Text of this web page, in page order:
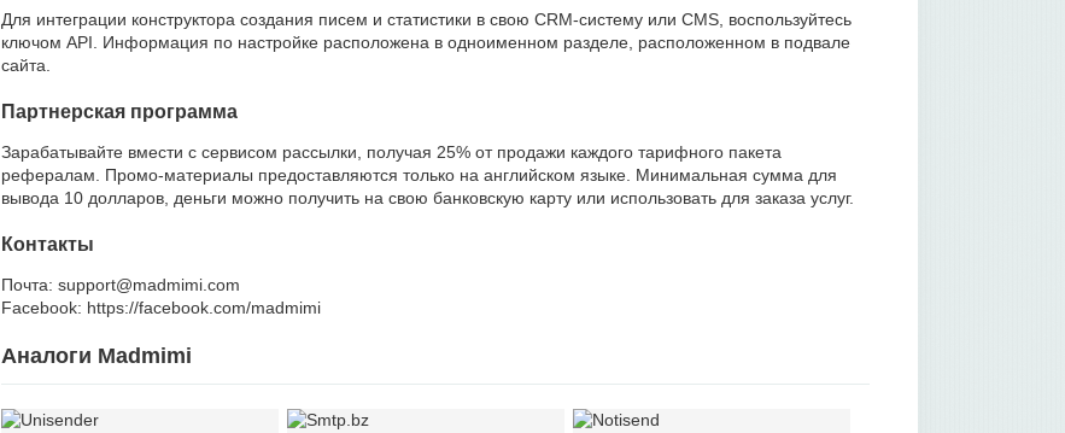
Для интеграции конструктора создания писем и статистики в свою CRM-систему или CMS, воспользуйтесь
ключом API. Информация по настройке расположена в одноименном разделе, расположенном в подвале
сайта.
Партнерская программа
Зарабатывайте вмести с сервисом рассылки, получая 25% от продажи каждого тарифного пакета
рефералам. Промо-материалы предоставляются только на английском языке. Минимальная сумма для
вывода 10 долларов, деньги можно получить на свою банковскую карту или использовать для заказа услуг.
Контакты
Почта: support@madmimi.com
Facebook: https://facebook.com/madmimi
Аналоги Madmimi